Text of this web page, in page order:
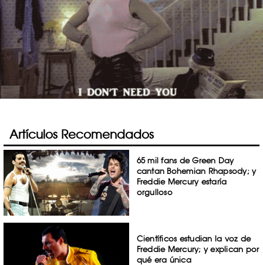
Artículos Recomendados
65 mil fans de Green Day
cantan Bohemian Rhapsody; y
Freddie Mercury estaría
orgulloso
Científicos estudian la voz de
Freddie Mercury; y explican por
qué era única